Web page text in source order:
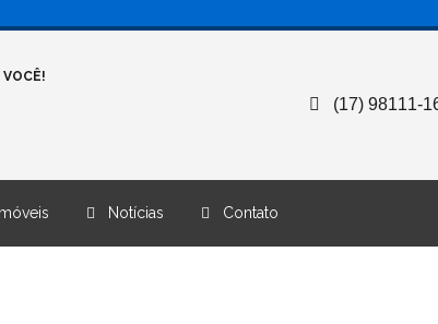
(17) 98111-
Notícias Contato